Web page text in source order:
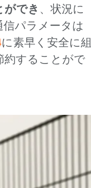
でき 、状況に
パラメータは
に素早く安全に組
約することがで